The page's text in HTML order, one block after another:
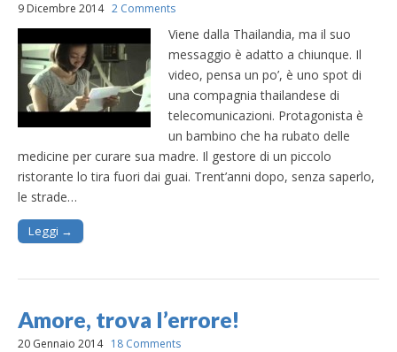
9 Dicembre 2014 2 Comments
Viene dalla Thailandia, ma il suo
messaggio è adatto a chiunque. Il
video, pensa un po’, è uno spot di
una compagnia thailandese di
telecomunicazioni. Protagonista è
un bambino che ha rubato delle
medicine per curare sua madre. Il gestore di un piccolo
ristorante lo tira fuori dai guai. Trent’anni dopo, senza saperlo,
le strade…
Leggi →
Amore, trova l’errore!
20 Gennaio 2014 18 Comments